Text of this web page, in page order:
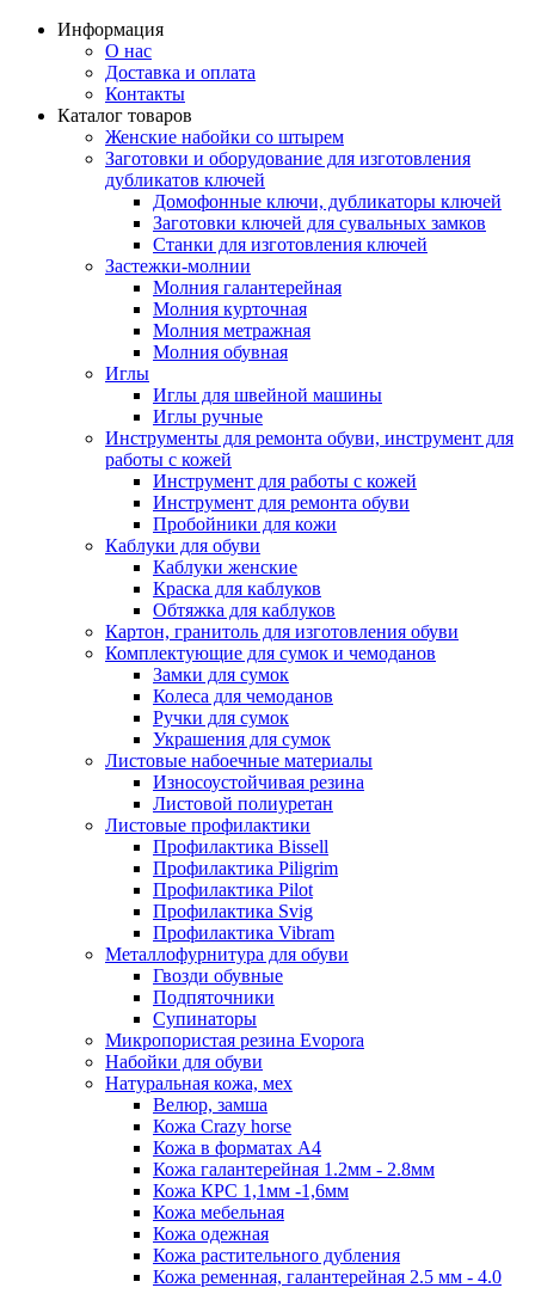
Информация
О нас
Доставка и оплата
Контакты
Каталог товаров
Женские набойки со штырем
Заготовки и оборудование для изготовления
дубликатов ключей
Домофонные ключи, дубликаторы ключей
Заготовки ключей для сувальных замков
Станки для изготовления ключей
Застежки-молнии
Молния галантерейная
Молния курточная
Молния метражная
Молния обувная
Иглы
Иглы для швейной машины
Иглы ручные
Инструменты для ремонта обуви, инструмент для
работы с кожей
Инструмент для работы с кожей
Инструмент для ремонта обуви
Пробойники для кожи
Каблуки для обуви
Каблуки женские
Краска для каблуков
Обтяжка для каблуков
Картон, гранитоль для изготовления обуви
Комплектующие для сумок и чемоданов
Замки для сумок
Колеса для чемоданов
Ручки для сумок
Украшения для сумок
Листовые набоечные материалы
Износоустойчивая резина
Листовой полиуретан
Листовые профилактики
Профилактика Bissell
Профилактика Piligrim
Профилактика Pilot
Профилактика Svig
Профилактика Vibram
Металлофурнитура для обуви
Гвозди обувные
Подпяточники
Супинаторы
Микропористая резина Evopora
Набойки для обуви
Натуральная кожа, мех
Велюр, замша
Кожа Crazy horse
Кожа в форматах А4
Кожа галантерейная 1.2мм - 2.8мм
Кожа КРС 1,1мм -1,6мм
Кожа мебельная
Кожа одежная
Кожа растительного дубления
Кожа ременная, галантерейная 2.5 мм - 4.0